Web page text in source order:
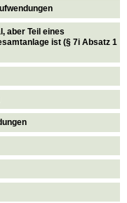
aber Teil eines
ist (§ 7i Absatz 1